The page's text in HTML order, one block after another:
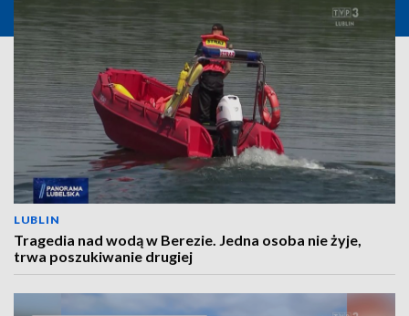
LUBLIN
Tragedia nad wodą w Berezie. Jedna osoba nie żyje,
trwa poszukiwanie drugiej